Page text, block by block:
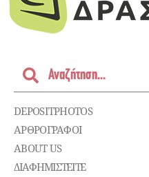
DEPOSITPHOTOS
ΑΡΘΡΟΓΡΑΦΟΙ
ABOUT US
ΔΙΑΦΗΜΙΣΤΕΊΤΕ